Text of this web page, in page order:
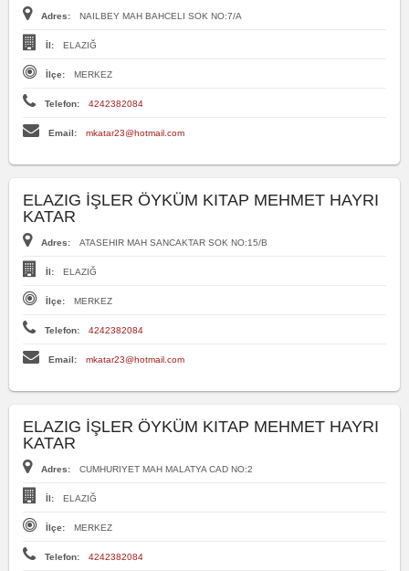
Adres: NAILBEY MAH BAHCELI SOK NO:7/A
İl: ELAZIĞ
İlçe: MERKEZ
Telefon: 4242382084
Email: mkatar23@hotmail.com
ELAZIG İŞLER ÖYKÜM KITAP MEHMET HAYRI
KATAR
Adres: ATASEHIR MAH SANCAKTAR SOK NO:15/B
İl: ELAZIĞ
İlçe: MERKEZ
Telefon: 4242382084
Email: mkatar23@hotmail.com
ELAZIG İŞLER ÖYKÜM KITAP MEHMET HAYRI
KATAR
Adres: CUMHURIYET MAH MALATYA CAD NO:2
İl: ELAZIĞ
İlçe: MERKEZ
Telefon: 4242382084